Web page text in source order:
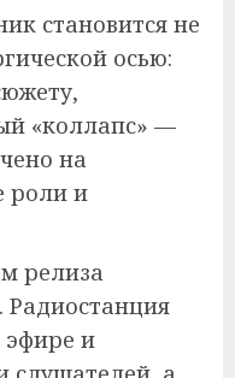
становится не
осью:
«коллапс» —
на
роли и
релиза
Радиостанция
и